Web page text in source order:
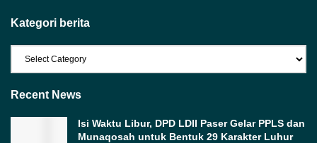
Kategori berita
Recent News
Isi Waktu Libur, DPD LDII Paser Gelar PPLS dan
Munaqosah untuk Bentuk 29 Karakter Luhur